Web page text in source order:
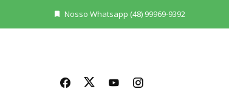
Nosso Whatsapp (48) 99969-9392